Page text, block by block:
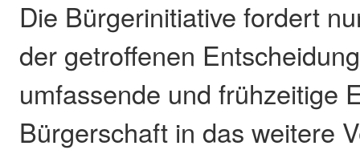
Die Bürgerinitiative fordert
der getroffenen
umfassende und frühzeitige
Bürgerschaft in das weitere